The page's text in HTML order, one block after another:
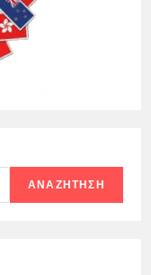
ΑΝΑΖΉΤΗΣΗ